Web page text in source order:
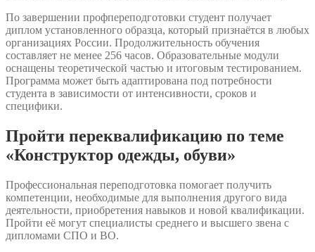
По завершении профпереподготовки студент получает
диплом установленного образца, который признаётся в любых
организациях России. Продолжительность обучения
составляет не менее 256 часов. Образовательные модули
оснащены теоретической частью и итоговым тестированием.
Программа может быть адаптирована под потребности
студента в зависимости от интенсивности, сроков и
специфики.
Пройти переквалификацию по теме
«Конструктор одежды, обуви»
Профессиональная переподготовка помогает получить
компетенции, необходимые для выполнения другого вида
деятельности, приобретения навыков и новой квалификации.
Пройти её могут специалисты среднего и высшего звена с
дипломами СПО и ВО.